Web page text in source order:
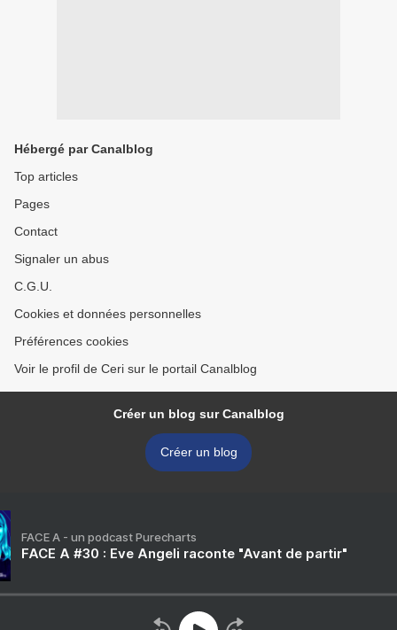
Hébergé par Canalblog
Top articles
Pages
Contact
Signaler un abus
C.G.U.
Cookies et données personnelles
Préférences cookies
Voir le profil de Ceri sur le portail Canalblog
Créer un blog sur Canalblog
Créer un blog
FACE A - un podcast Purecharts
FACE A #30 : Eve Angeli raconte "Avant de partir"